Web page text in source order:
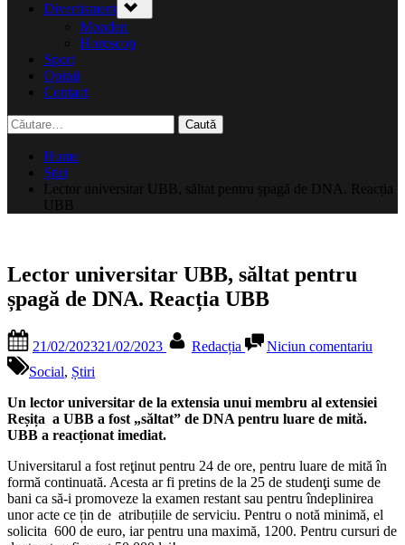
Divertisment sub-
menu
Monden
Horoscop
Sport
Opinii
Contact
Caută
după:
Home
Știri
Lector universitar UBB, săltat pentru șpagă de DNA. Reacția
UBB
Lector universitar UBB, săltat pentru
șpagă de DNA. Reacția UBB
on
21/02/202321/02/2023 Redacția Niciun comentariu
săltat
UBB
Social, Știri
Un lector universitar de la extensia unui membru al extensiei
Reșița a UBB a fost „săltat” de DNA pentru luare de mită.
UBB a reacționat imediat.
Universitarul a fost reţinut pentru 24 de ore, pentru luare de mită în
formă continuată. Acesta ar fi pretins de la 25 de studenţi sume de
bani ca să-i promoveze la examen restant sau pentru îndeplinirea
unor acte ce țin de atribuțiile de serviciu. Pentru o notă minimă, el
solicita 600 de euro, iar pentru una maximă, 1200. Pentru cursuri de